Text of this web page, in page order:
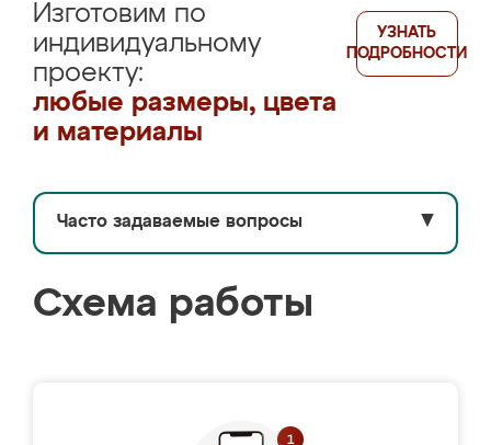
Изготовим по
индивидуальному
проекту:
любые размеры, цвета
и материалы
УЗНАТЬ
ПОДРОБНОСТИ
Часто задаваемые вопросы ▼
Схема работы